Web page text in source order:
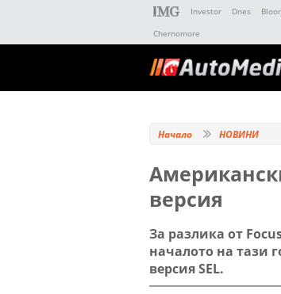
Investor Dnes
Chernomore
Начало НОВИНИ
версия
За разлика от
началото на тази
версия SEL.